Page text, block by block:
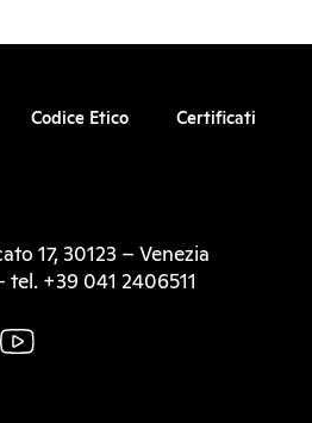
Codice Etico Certificati
17, 30123 – Venezia
+39 041 2406511